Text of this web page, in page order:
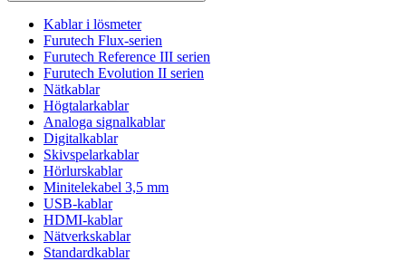
Kablar i lösmeter
Furutech Flux-serien
Furutech Reference III serien
Furutech Evolution II serien
Nätkablar
Högtalarkablar
Analoga signalkablar
Digitalkablar
Skivspelarkablar
Hörlurskablar
Minitelekabel 3,5 mm
USB-kablar
HDMI-kablar
Nätverkskablar
Standardkablar